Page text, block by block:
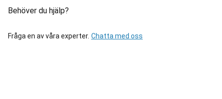
Behöver du hjälp?
Fråga en av våra experter. Chatta med oss